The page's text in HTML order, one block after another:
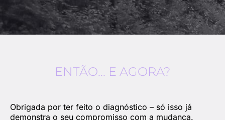
ENTÃO... E AGORA?
Obrigada por ter feito o diagnóstico – só isso já
demonstra o seu compromisso com a mudança.